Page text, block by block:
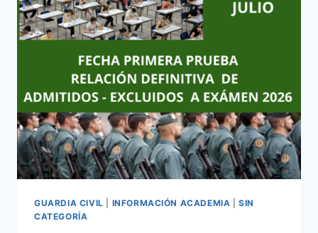
CONVOCADAS:
MORELLA
;
GUARDIA CIVIL INFORMACIÓN ACADEMIA |SIN
CATEGORÍA